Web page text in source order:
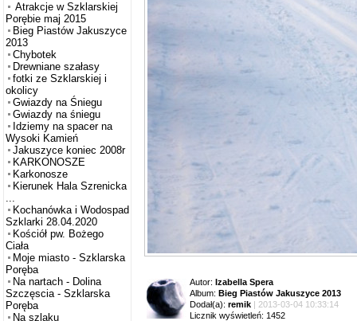
Atrakcje w Szklarskiej
Porębie maj 2015
Bieg Piastów Jakuszyce
2013
Chybotek
Drewniane szałasy
fotki ze Szklarskiej i
okolicy
Gwiazdy na Śniegu
Gwiazdy na śniegu
Idziemy na spacer na
Wysoki Kamień
Jakuszyce koniec 2008r
KARKONOSZE
Karkonosze
Kierunek Hala Szrenicka
...
Kochanówka i Wodospad
Szklarki 28.04.2020
Kościół pw. Bożego
Ciała
Moje miasto - Szklarska
Poręba
Na nartach - Dolina
Szczęscia - Szklarska
Poręba
Na szlaku
Autor: Izabella Spera
Album: Bieg Piastów Jakuszyce 2013
Dodał(a): remik | 2013-03-04 10:33:14
Licznik wyświetleń: 1452